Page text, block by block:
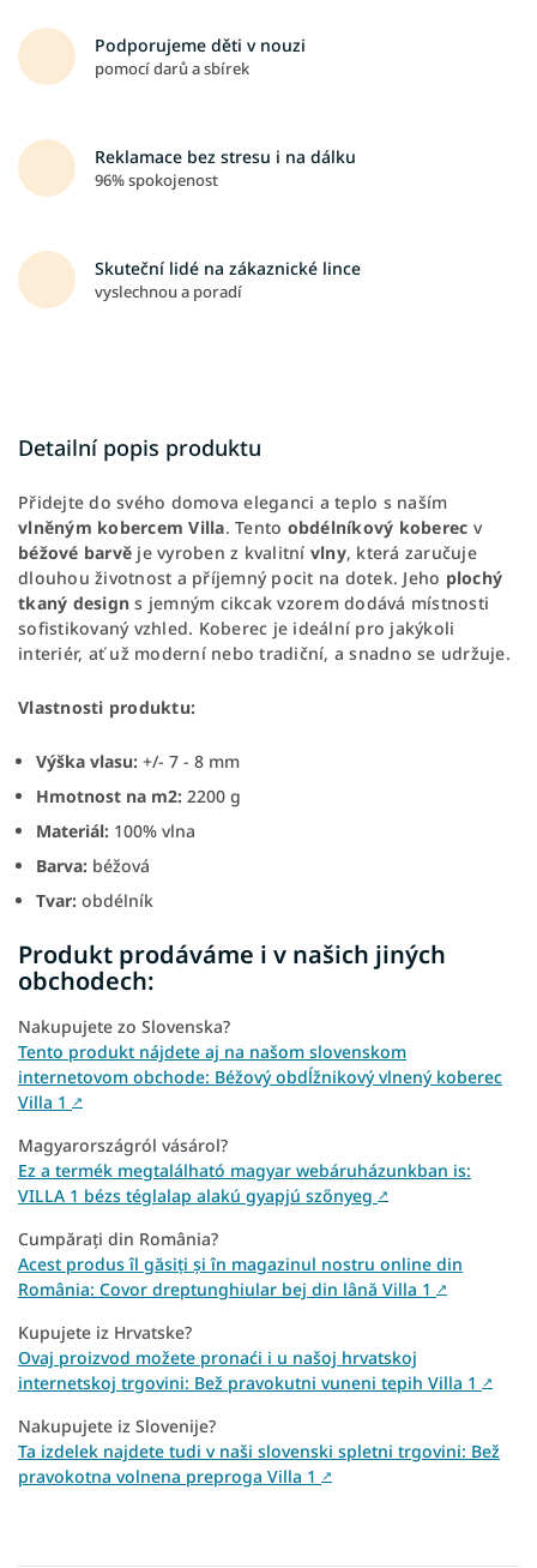
Podporujeme děti v nouzi
pomocí darů a sbírek
Reklamace bez stresu i na dálku
96% spokojenost
Skuteční lidé na zákaznické lince
vyslechnou a poradí
Detailní popis produktu
Přidejte do svého domova eleganci a teplo s naším
vlněným kobercem Villa. Tento obdélníkový koberec v
béžové barvě je vyroben z kvalitní vlny, která zaručuje
dlouhou životnost a příjemný pocit na dotek. Jeho plochý
tkaný design s jemným cikcak vzorem dodává místnosti
sofistikovaný vzhled. Koberec je ideální pro jakýkoli
interiér, ať už moderní nebo tradiční, a snadno se udržuje.
Vlastnosti produktu:
Výška vlasu: +/- 7 - 8 mm
Hmotnost na m2: 2200 g
Materiál: 100% vlna
Barva: béžová
Tvar: obdélník
Produkt prodáváme i v našich jiných
obchodech:
Nakupujete zo Slovenska?
Tento produkt nájdete aj na našom slovenskom
internetovom obchode: Béžový obdĺžnikový vlnený koberec
Villa 1 ↗
Magyarországról vásárol?
Ez a termék megtalálható magyar webáruházunkban is:
VILLA 1 bézs téglalap alakú gyapjú szőnyeg ↗
Cumpărați din România?
Acest produs îl găsiți și în magazinul nostru online din
România: Covor dreptunghiular bej din lână Villa 1 ↗
Kupujete iz Hrvatske?
Ovaj proizvod možete pronaći i u našoj hrvatskoj
internetskoj trgovini: Bež pravokutni vuneni tepih Villa 1 ↗
Nakupujete iz Slovenije?
Ta izdelek najdete tudi v naši slovenski spletni trgovini: Bež
pravokotna volnena preproga Villa 1 ↗